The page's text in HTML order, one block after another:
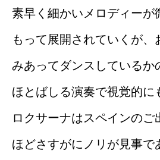
素早く細かいメロディーが
もって展開されていくが、
みあってダンスしているか
ほとばしる演奏で視覚的に
ロクサーナはスペインのご
ほどさすがにノリが見事で